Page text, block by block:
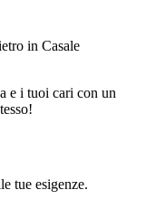
in Casale
e i tuoi cari con un
tue esigenze.